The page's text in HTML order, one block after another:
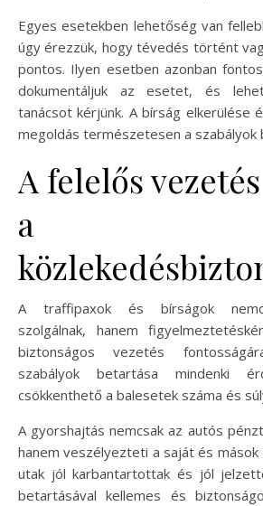
Egyes esetekben lehetőség van
úgy érezzük, hogy tévedés történt
pontos. Ilyen esetben azonban
dokumentáljuk az esetet, és
tanácsot kérjünk. A bírság elkerülése
megoldás természetesen a szabályok
A felelős
a
A traffipaxok és bírságok
szolgálnak, hanem
biztonságos vezetés
szabályok betartása mindenki
csökkenthető a balesetek száma és
A gyorshajtás nemcsak az autós
hanem veszélyezteti a saját és
utak jól karbantartottak és jól
betartásával kellemes és